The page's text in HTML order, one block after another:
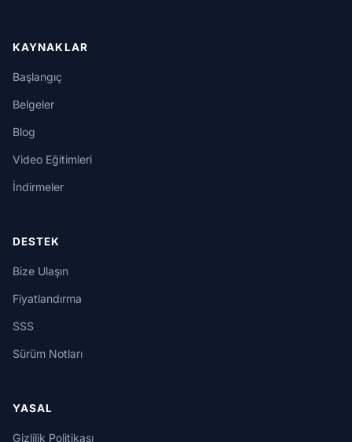
KAYNAKLAR
Başlangıç
Belgeler
Blog
Video Eğitimleri
İndirmeler
DESTEK
Bize Ulaşın
Fiyatlandırma
SSS
Sürüm Notları
YASAL
Gizlilik Politikası